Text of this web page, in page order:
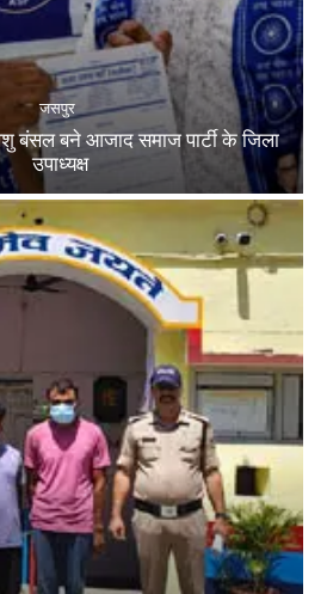
जसपुर
बंसल बने आजाद समाज पार्टी के जिला
उपाध्यक्ष